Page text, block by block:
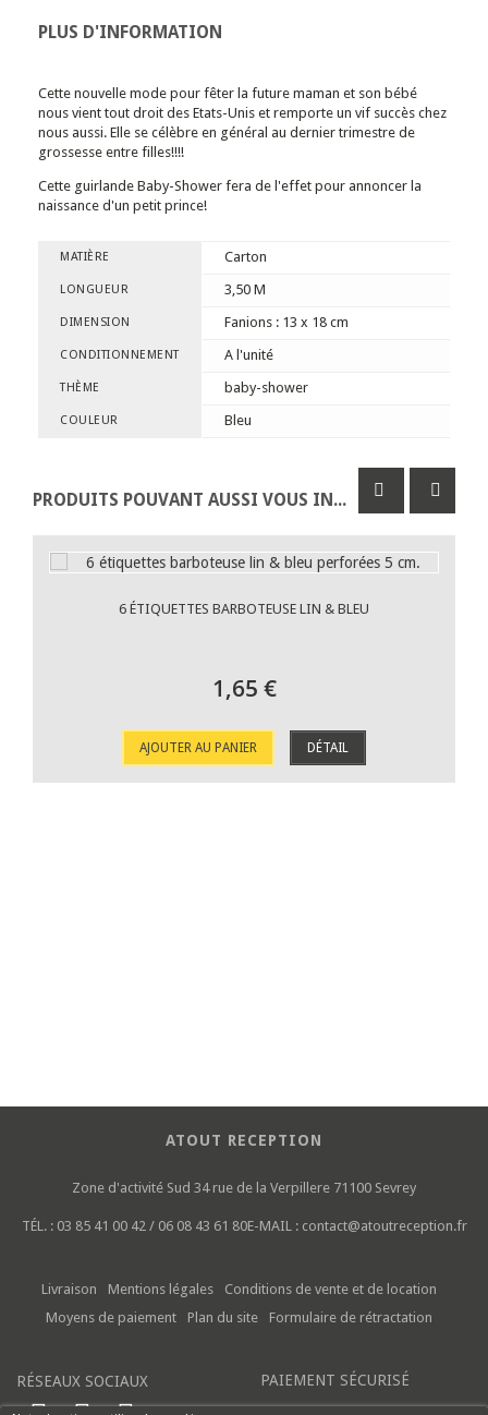
PLUS D'INFORMATION
Cette nouvelle mode pour fêter la future maman et son bébé
nous vient tout droit des Etats-Unis et remporte un vif succès chez
nous aussi. Elle se célèbre en général au dernier trimestre de
grossesse entre filles!!!!
Cette guirlande Baby-Shower fera de l'effet pour annoncer la
naissance d'un petit prince!
MATIÈRE Carton
LONGUEUR 3,50 M
DIMENSION Fanions : 13 x 18 cm
CONDITIONNEMENT A l'unité
THÈME baby-shower
COULEUR Bleu
PRODUITS POUVANT AUSSI VOUS INTÉRESSER
6 ÉTIQUETTES BARBOTEUSE LIN & BLEU
1,65 €
AJOUTER AU PANIER DÉTAIL
ATOUT RECEPTION
Zone d'activité Sud 34 rue de la Verpillere 71100 Sevrey
TÉL. : 03 85 41 00 42 / 06 08 43 61 80E-MAIL : contact@atoutreception.fr
Livraison Mentions légales
Conditions de vente et de location
Moyens de paiement
Plan du site Formulaire de rétractation
RÉSEAUX SOCIAUX PAIEMENT SÉCURISÉ